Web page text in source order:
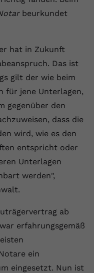
beurkundet
hat in Zukunft
Das ist
gilt der wie beim
für jene Unterlagen,
gegenüber den
dass die
wird, wie es den
entspricht oder
Unterlagen
werden",
ab
erfahrungsgemäß
ein
eingesetzt. Nun ist